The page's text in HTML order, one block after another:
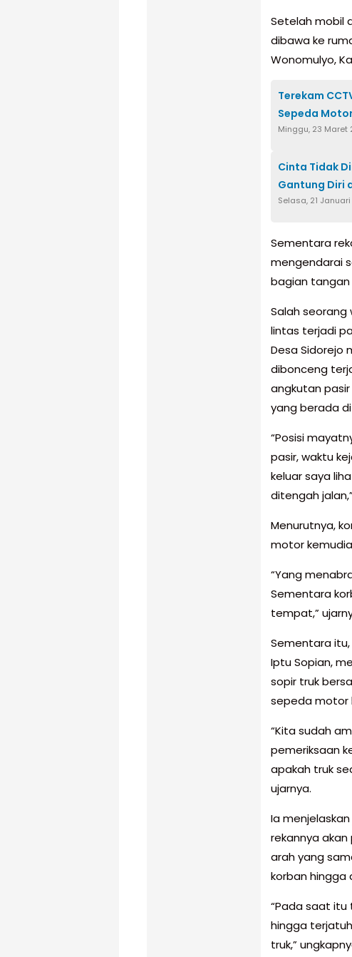
Setelah mobil
dibawa ke
Wonomulyo,
Terekam
Sepeda
Minggu, 23 Maret
Cinta Tidak
Gantung Diri
Selasa, 21
Sementara
mengendarai
bagian tangan
Salah seorang
lintas terjadi
Desa Sidorejo
dibonceng
angkutan
yang berada
“Posisi
pasir, waktu
keluar saya
ditengah
Menurutnya,
motor
“Yang
Sementara
tempat,”
Sementara itu,
Iptu Sopian,
sopir truk
sepeda motor
“Kita sudah
pemeriksaan
apakah truk
ujarnya.
Ia
rekannya
arah yang
korban hingga
“Pada saat itu
hingga
truk,”